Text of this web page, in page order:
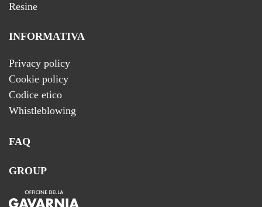
Resine
INFORMATIVA
Privacy policy
Cookie policy
Codice etico
Whistleblowing
FAQ
GROUP